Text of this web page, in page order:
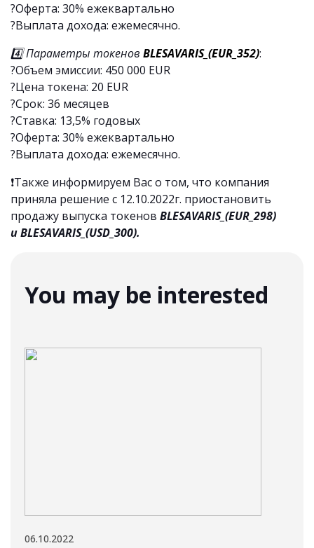
?Оферта: 30% ежеквартально
?Выплата дохода: ежемесячно.
4️⃣ Параметры токенов BLESAVARIS_(EUR_352):
?Объем эмиссии: 450 000 EUR
?Цена токена: 20 EUR
?Срок: 36 месяцев
?Ставка: 13,5% годовых
?Оферта: 30% ежеквартально
?Выплата дохода: ежемесячно.
❗️Также информируем Вас о том, что компания
приняла решение с 12.10.2022г. приостановить
продажу выпуска токенов BLESAVARIS_(EUR_298)
иBLESAVARIS_(USD_300).
You may be interested
06.10.2022